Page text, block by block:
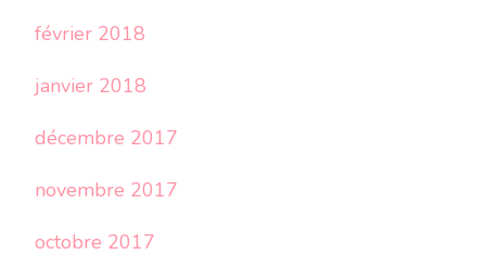
février 2018
janvier 2018
décembre 2017
novembre 2017
octobre 2017